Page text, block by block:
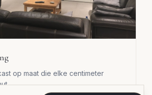
op maat die elke centimeter